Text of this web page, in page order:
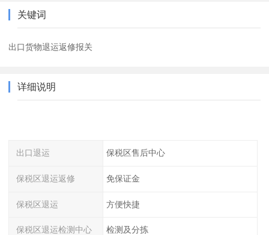
关键词
出口货物退运返修报关
详细说明
出口退运 保税区售后中心
保税区退运返修 免保证金
保税区退运 方便快捷
保税区退运检测中心 检测及分拣